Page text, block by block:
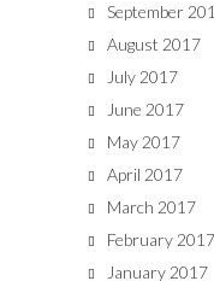
September
August 2017
July 2017
June 2017
May 2017
April 2017
March 2017
February 2017
January 2017